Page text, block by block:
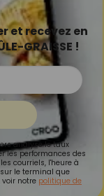
et recevez en
GRAISSE !
analyse le taux
les performances des
courriels, l'heure à
le terminal que
notre politique de